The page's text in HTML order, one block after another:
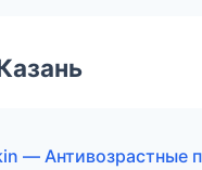
— Антивозрастные